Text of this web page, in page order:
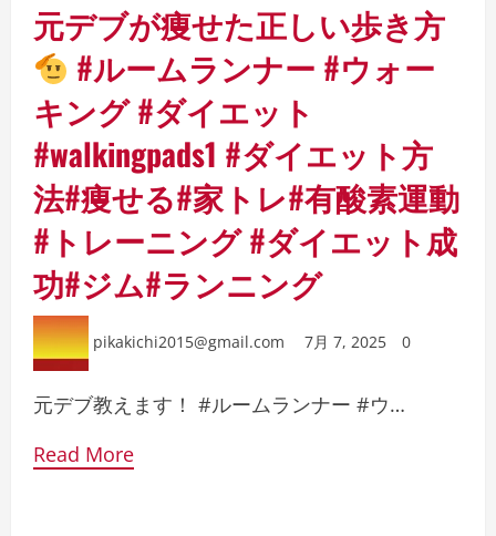
元デブが痩せた正しい歩き方
#ルームランナー #ウォー
キング #ダイエット
#walkingpads1 #ダイエット方
法#痩せる#家トレ#有酸素運動
#トレーニング #ダイエット成
功#ジム#ランニング
pikakichi2015@gmail.com 7月 7, 2025 0
元デブ教えます！ #ルームランナー #ウ…
Read More